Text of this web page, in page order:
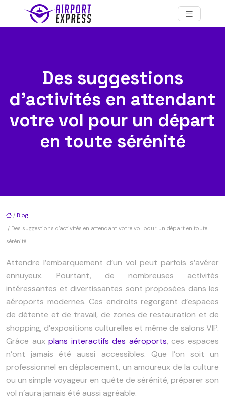
Des suggestions
d’activités en attendant
votre vol pour un départ
en toute sérénité
/ Blog
/ Des suggestions d’activités en attendant votre vol pour un départ en toute
sérénité
Attendre l’embarquement d’un vol peut parfois s’avérer
ennuyeux. Pourtant, de nombreuses activités
intéressantes et divertissantes sont proposées dans les
aéroports modernes. Ces endroits regorgent d’espaces
de détente et de travail, de zones de restauration et de
shopping, d’expositions culturelles et même de salons VIP.
Grâce auxplans interactifs des aéroports, ces espaces
n’ont jamais été aussi accessibles. Que l’on soit un
professionnel en déplacement, un amoureux de la culture
ou un simple voyageur en quête de sérénité, préparer son
vol n’aura jamais été aussi agréable.